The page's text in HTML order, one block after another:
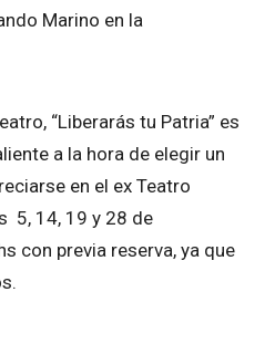
Marino en la
“Liberarás tu Patria” es
a la hora de elegir un
en el ex Teatro
5, 14, 19 y 28 de
con previa reserva, ya que